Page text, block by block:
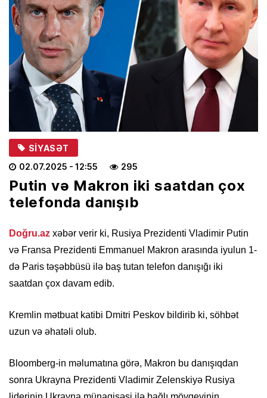
SIYASƏT
02.07.2025 - 12:55 295
Putin və Makron iki saatdan çox
telefonda danışıb
Doğru.az xəbər verir ki, Rusiya Prezidenti Vladimir Putin
və Fransa Prezidenti Emmanuel Makron arasında iyulun 1-
də Paris təşəbbüsü ilə baş tutan telefon danışığı iki
saatdan çox davam edib.
Kremlin mətbuat katibi Dmitri Peskov bildirib ki, söhbət
uzun və əhatəli olub.
Bloomberg-in məlumatına görə, Makron bu danışıqdan
sonra Ukrayna Prezidenti Vladimir Zelenskiyə Rusiya